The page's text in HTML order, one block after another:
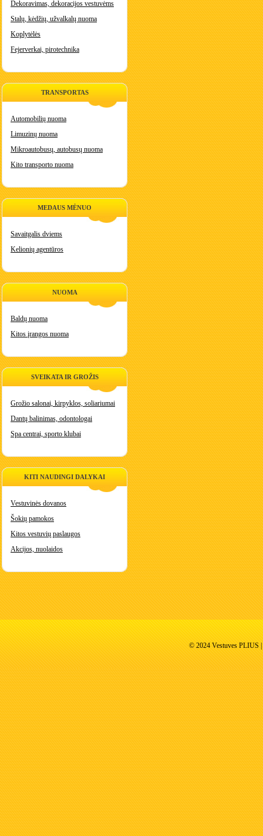
Dekoravimas, dekoracijos vestuvėms
Stalų, kėdžių, užvalkalų nuoma
Koplytėlės
Fejerverkai, pirotechnika
TRANSPORTAS
Automobilių nuoma
Limuzinų nuoma
Mikroautobusų, autobusų nuoma
Kito transporto nuoma
MEDAUS MĖNUO
Savaitgalis dviems
Kelionių agentūros
NUOMA
Baldų nuoma
Kitos įrangos nuoma
SVEIKATA IR GROŽIS
Grožio salonai, kirpyklos, soliariumai
Dantų balinimas, odontologai
Spa centrai, sporto klubai
KITI NAUDINGI DALYKAI
Vestuvinės dovanos
Šokių pamokos
Kitos vestuvių paslaugos
Akcijos, nuolaidos
© 2024 Vestuves PLIUS